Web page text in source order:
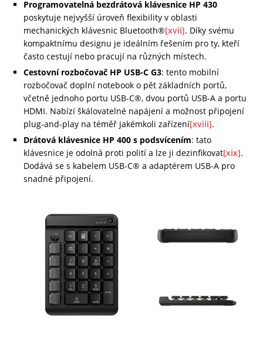
Programovatelná bezdrátová klávesnice HP 430
poskytuje nejvyšší úroveň flexibility v oblasti
mechanických klávesnic Bluetooth®[xvii]. Díky svému
kompaktnímu designu je ideálním řešením pro ty, kteří
často cestují nebo pracují na různých místech.
Cestovní rozbočovač HP USB-C G3: tento mobilní
rozbočovač doplní notebook o pět základních portů,
včetně jednoho portu USB-C®, dvou portů USB-A a portu
HDMI. Nabízí škálovatelné napájení a možnost připojení
plug-and-play na téměř jakémkoli zařízení[xviii].
Drátová klávesnice HP 400 s podsvícením: tato
klávesnice je odolná proti polití a lze ji dezinfikovat[xix].
Dodává se s kabelem USB-C® a adaptérem USB-A pro
snadné připojení.